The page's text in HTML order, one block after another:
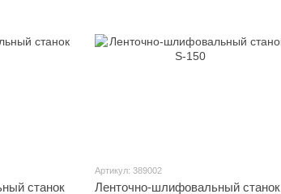
станок
Артикул: 389002
Ленточно-шлифовальный станок